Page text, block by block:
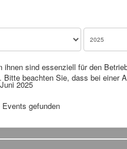
2025
gefunden
sind essenziell für den
beachten Sie, dass bei einer